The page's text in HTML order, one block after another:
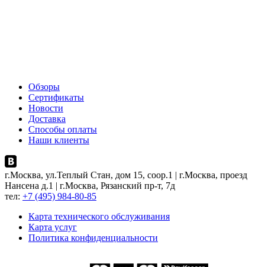
Обзоры
Сертификаты
Новости
Доставка
Способы оплаты
Наши клиенты
г.Москва, ул.Теплый Стан, дом 15, соор.1 | г.Москва, проезд
Нансена д.1 | г.Москва, Рязанский пр-т, 7д
тел: +7 (495) 984-80-85
Карта технического обслуживания
Карта услуг
Политика конфиденциальности